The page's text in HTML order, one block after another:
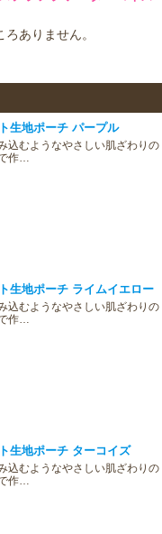
ありません。
生地ポーチ パープル
込むようなやさしい肌ざわりの
作…
生地ポーチ ライムイエロー
込むようなやさしい肌ざわりの
作…
生地ポーチ ターコイズ
込むようなやさしい肌ざわりの
作…